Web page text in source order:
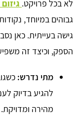
לא בכל פרויקט.
גבוהים במיוחד,
גישה בעייתית. כאן
הספק, וכיצד זה
מתי נדרש:
להגיע בדיוק
מהירה ומדויקת.